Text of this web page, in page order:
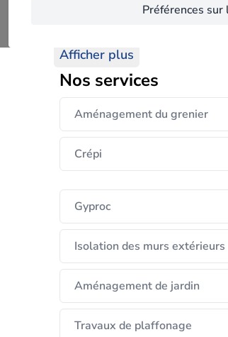
Préférences sur
de la rénovation. Nous
pour les particuliers que
Sous la direction attentive
sous-traitants qualifiés.
un accompagnement
attentes.
Afficher plus
Nos services
Aménagement du grenier
Crépi
Gyproc
Isolation des murs extérieurs
Aménagement de jardin
Travaux de plaffonage